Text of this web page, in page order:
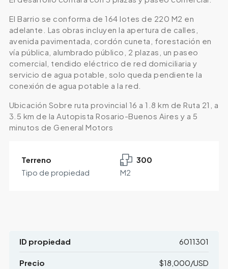
El Barrio se conforma de 164 lotes de 220 M2 en
adelante. Las obras incluyen la apertura de calles,
avenida pavimentada, cordón cuneta, forestación en
vía pública, alumbrado público, 2 plazas, un paseo
comercial, tendido eléctrico de red domiciliaria y
servicio de agua potable, solo queda pendiente la
conexión de agua potable a la red.
Ubicación Sobre ruta provincial 16 a 1.8 km de Ruta 21, a
3.5 km de la Autopista Rosario-Buenos Aires y a 5
minutos de General Motors
Terreno
Tipo de propiedad
300
M2
ID propiedad 6011301
Precio $18,000/USD